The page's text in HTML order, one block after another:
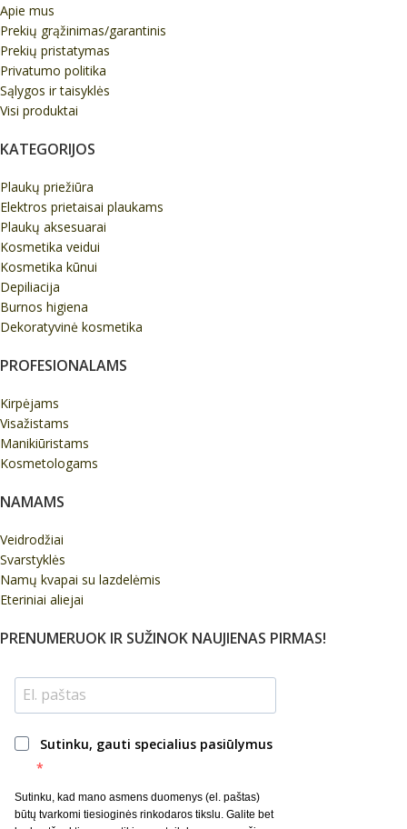
Apie mus
Prekių grąžinimas/garantinis
Prekių pristatymas
Privatumo politika
Sąlygos ir taisyklės
Visi produktai
KATEGORIJOS
Plaukų priežiūra
Elektros prietaisai plaukams
Plaukų aksesuarai
Kosmetika veidui
Kosmetika kūnui
Depiliacija
Burnos higiena
Dekoratyvinė kosmetika
PROFESIONALAMS
Kirpėjams
Visažistams
Manikiūristams
Kosmetologams
NAMAMS
Veidrodžiai
Svarstyklės
Namų kvapai su lazdelėmis
Eteriniai aliejai
PRENUMERUOK IR SUŽINOK NAUJIENAS PIRMAS!
Sutinku, gauti specialius pasiūlymus
Sutinku, kad mano asmens duomenys (el. paštas)
būtų tvarkomi tiesioginės rinkodaros tikslu. Galite bet